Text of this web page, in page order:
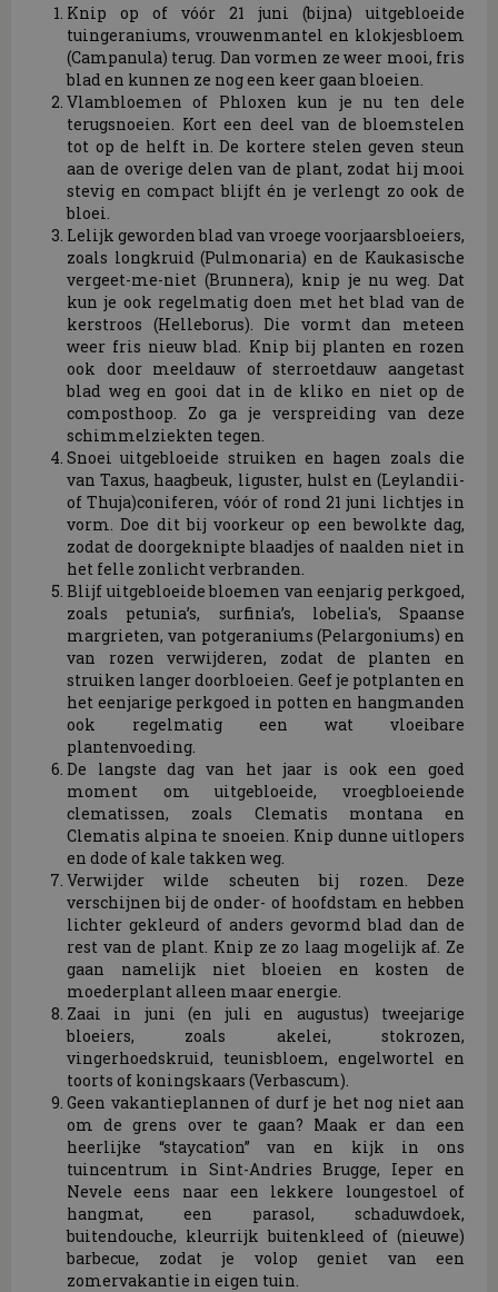
Knip op of vóór 21 juni (bijna) uitgebloeide
tuingeraniums, vrouwenmantel en klokjesbloem
(Campanula) terug. Dan vormen ze weer mooi, fris
blad en kunnen ze nog een keer gaan bloeien.
Vlambloemen of Phloxen kun je nu ten dele
terugsnoeien. Kort een deel van de bloemstelen
tot op de helft in. De kortere stelen geven steun
aan de overige delen van de plant, zodat hij mooi
stevig en compact blijft én je verlengt zo ook de
bloei.
Lelijk geworden blad van vroege voorjaarsbloeiers,
zoals longkruid (Pulmonaria) en de Kaukasische
vergeet-me-niet (Brunnera), knip je nu weg. Dat
kun je ook regelmatig doen met het blad van de
kerstroos (Helleborus). Die vormt dan meteen
weer fris nieuw blad. Knip bij planten en rozen
ook door meeldauw of sterroetdauw aangetast
blad weg en gooi dat in de kliko en niet op de
composthoop. Zo ga je verspreiding van deze
schimmelziekten tegen.
Snoei uitgebloeide struiken en hagen zoals die
van Taxus, haagbeuk, liguster, hulst en (Leylandii-
of Thuja)coniferen, vóór of rond 21 juni lichtjes in
vorm. Doe dit bij voorkeur op een bewolkte dag,
zodat de doorgeknipte blaadjes of naalden niet in
het felle zonlicht verbranden.
Blijf uitgebloeide bloemen van eenjarig perkgoed,
zoals petunia’s, surfinia’s, lobelia's, Spaanse
margrieten, van potgeraniums (Pelargoniums) en
van rozen verwijderen, zodat de planten en
struiken langer doorbloeien. Geef je potplanten en
het eenjarige perkgoed in potten en hangmanden
ook regelmatig een wat vloeibare
plantenvoeding.
De langste dag van het jaar is ook een goed
moment om uitgebloeide, vroegbloeiende
clematissen, zoals Clematis montana en
Clematis alpina te snoeien. Knip dunne uitlopers
en dode of kale takken weg.
Verwijder wilde scheuten bij rozen. Deze
verschijnen bij de onder- of hoofdstam en hebben
lichter gekleurd of anders gevormd blad dan de
rest van de plant. Knip ze zo laag mogelijk af. Ze
gaan namelijk niet bloeien en kosten de
moederplant alleen maar energie.
Zaai in juni (en juli en augustus) tweejarige
bloeiers, zoals akelei, stokrozen,
vingerhoedskruid, teunisbloem, engelwortel en
toorts of koningskaars (Verbascum).
Geen vakantieplannen of durf je het nog niet aan
om de grens over te gaan? Maak er dan een
heerlijke “staycation” van en kijk in ons
tuincentrum in Sint-Andries Brugge, Ieper en
Nevele eens naar een lekkere loungestoel of
hangmat, een parasol, schaduwdoek,
buitendouche, kleurrijk buitenkleed of (nieuwe)
barbecue, zodat je volop geniet van een
zomervakantie in eigen tuin.